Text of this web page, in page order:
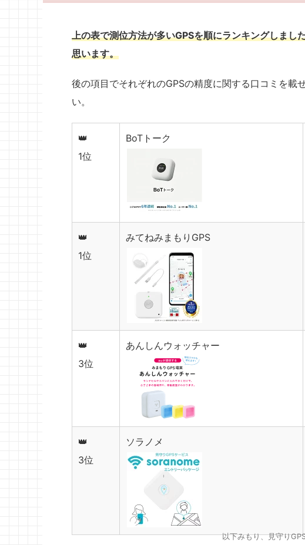
上の表で測位方法が多いGPSを順にランキングしま
思います。
後の項目でそれぞれのGPSの精度に関する口コミを載
い。
👑
1位
BoTトーク
👑
1位
みてねみまもりGPS
👑
3位
あんしんウォッチャー
👑
3位
ソラノメ
以下みもり、見守り